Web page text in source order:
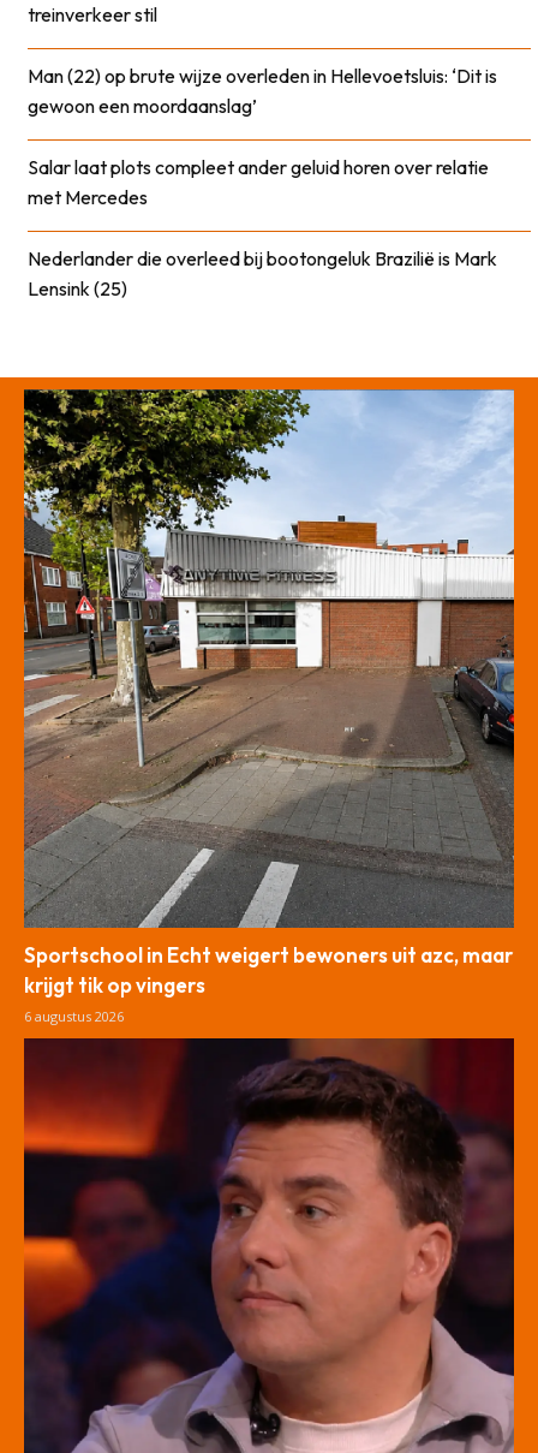
treinverkeer stil
Man (22) op brute wijze overleden in Hellevoetsluis: ‘Dit is
gewoon een moordaanslag’
Salar laat plots compleet ander geluid horen over relatie
met Mercedes
Nederlander die overleed bij bootongeluk Brazilië is Mark
Lensink (25)
Sportschool in Echt weigert bewoners uit azc, maar
krijgt tik op vingers
6 augustus 2026